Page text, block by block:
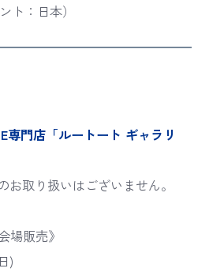
ト：日本）
専門店「ルートート ギャラリ
取り扱いはございません。
場販売》
)